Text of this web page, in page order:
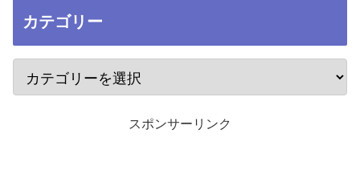
カテゴリー
スポンサーリンク